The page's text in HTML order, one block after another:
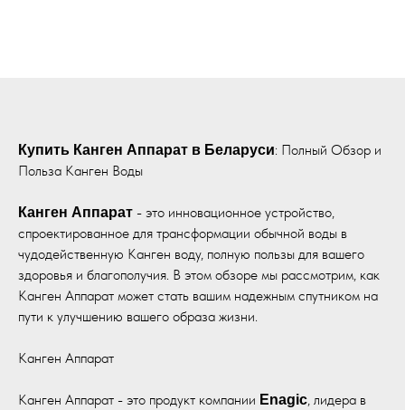
Купить Канген Аппарат в Беларуси: Полный Обзор и
Польза Канген Воды
Канген Аппарат - это инновационное устройство,
спроектированное для трансформации обычной воды в
чудодейственную Канген воду, полную пользы для вашего
здоровья и благополучия. В этом обзоре мы рассмотрим, как
Канген Аппарат может стать вашим надежным спутником на
пути к улучшению вашего образа жизни.
Канген Аппарат
Канген Аппарат - это продукт компании Enagic, лидера в